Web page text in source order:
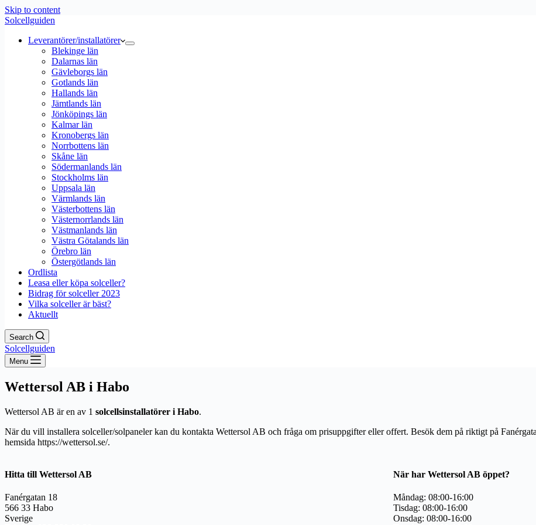
Skip to content
Solcellguiden
Leverantörer/installatörer
Blekinge län
Dalarnas län
Gävleborgs län
Gotlands län
Hallands län
Jämtlands län
Jönköpings län
Kalmar län
Kronobergs län
Norrbottens län
Skåne län
Södermanlands län
Stockholms län
Uppsala län
Värmlands län
Västerbottens län
Västernorrlands län
Västmanlands län
Västra Götalands län
Örebro län
Östergötlands län
Ordlista
Leasa eller köpa solceller?
Bidrag för solceller 2023
Vilka solceller är bäst?
Aktuellt
Search
Solcellguiden
Menu
Wettersol AB i Habo
Wettersol AB är en av 1 solcellsinstallatörer i Habo.
När du vill installera solceller/solpaneler kan du kontakta Wettersol AB och fråga om prisuppgifter eller offert. Besök dem på riktigt på
hemsida https://wettersol.se/.
Hitta till Wettersol AB
Fanérgatan 18
566 33 Habo
Sverige
När har Wettersol AB öppet?
Måndag: 08:00-16:00
Tisdag: 08:00-16:00
Onsdag: 08:00-16:00